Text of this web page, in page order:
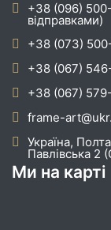
+38 (096)
відправками)
+38 (073)
+38 (067)
+38 (067) 579-
frame-
Україна,
Павлівська 2
Ми на карті